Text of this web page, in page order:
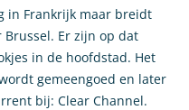
in Frankrijk maar breidt
Er zijn op dat
in de hoofdstad. Het
gemeengoed en later
bij: Clear Channel.